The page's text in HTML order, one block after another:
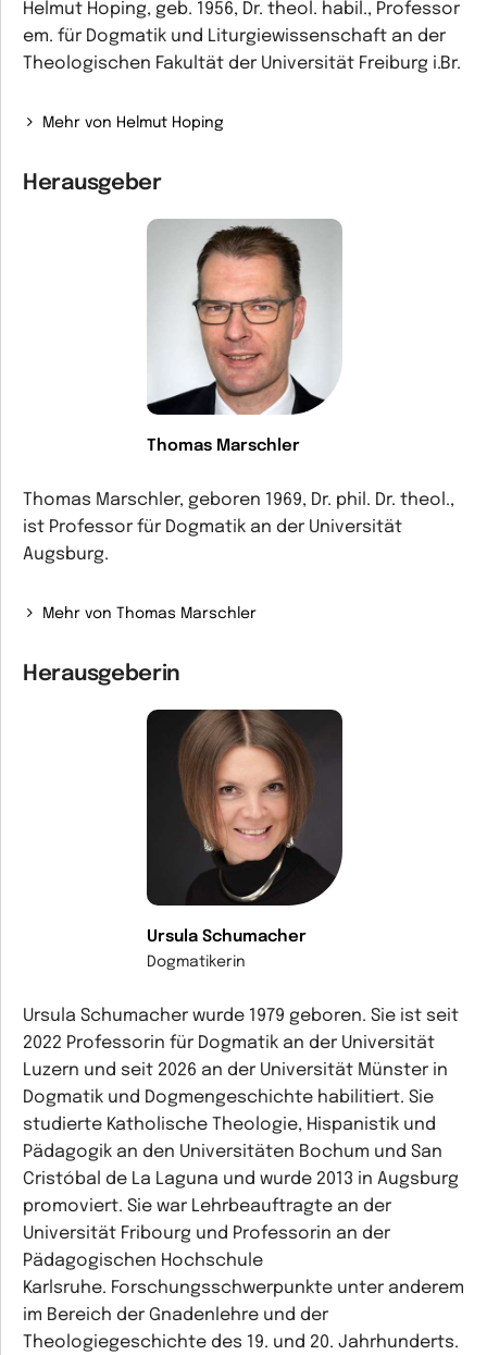
Helmut Hoping, geb. 1956, Dr. theol. habil., Professor
em. für Dogmatik und Liturgiewissenschaft an der
Theologischen Fakultät der Universität Freiburg i.Br.
Mehr von Helmut Hoping
Herausgeber
Thomas Marschler
Thomas Marschler, geboren 1969, Dr. phil. Dr. theol.,
ist Professor für Dogmatik an der Universität
Augsburg.
Mehr von Thomas Marschler
Herausgeberin
Ursula Schumacher
Dogmatikerin
Ursula Schumacher wurde 1979 geboren. Sie ist seit
2022 Professorin für Dogmatik an der Universität
Luzern und seit 2026 an der Universität Münster in
Dogmatik und Dogmengeschichte habilitiert. Sie
studierte Katholische Theologie, Hispanistik und
Pädagogik an den Universitäten Bochum und San
Cristóbal de La Laguna und wurde 2013 in Augsburg
promoviert. Sie war Lehrbeauftragte an der
Universität Fribourg und Professorin an der
Pädagogischen Hochschule
Karlsruhe. Forschungsschwerpunkte unter anderem
im Bereich der Gnadenlehre und der
Theologiegeschichte des 19. und 20. Jahrhunderts.